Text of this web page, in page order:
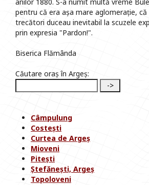
pentru că era așa mare aglomerație,
trecători duceau inevitabil la scuzele
prin expresia "Pardon!".
Biserica Flămânda
Căutare oraș în Argeș:
Câmpulung
Costești
Curtea de Argeș
Mioveni
Pitești
Ștefănești, Argeș
Topoloveni